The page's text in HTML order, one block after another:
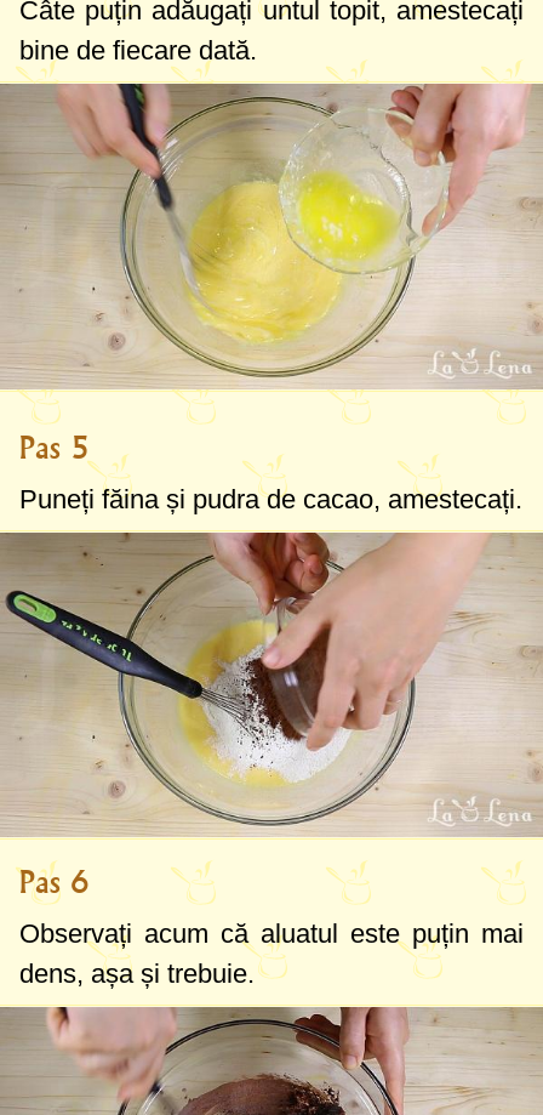
Câte puțin adăugați untul topit, amestecați
bine de fiecare dată.
Pas 5
Puneți făina și pudra de cacao, amestecați.
Pas 6
Observați acum că aluatul este puțin mai
dens, așa și trebuie.